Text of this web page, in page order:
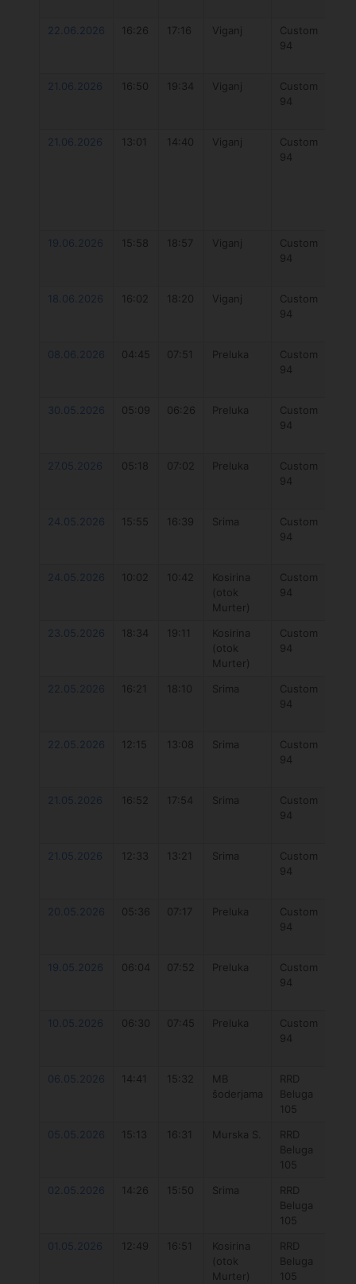
22.06.2026
16:26 17:16 Viganj
Custom
94
21.06.2026
16:50 19:34 Viganj
Custom
94
21.06.2026
13:01 14:40 Viganj
Custom
94
19.06.2026 15:58 18:57 Viganj
Custom
94
18.06.2026
16:02 18:20 Viganj
Custom
94
08.06.2026
04:45 07:51 Preluka
Custom
94
30.05.2026
05:09 06:26 Preluka
Custom
94
27.05.2026
05:18 07:02 Preluka
Custom
94
24.05.2026
15:55 16:39 Srima
Custom
94
24.05.2026
10:02 10:42
Kosirina
(otok
Murter)
Custom
94
23.05.2026
18:34 19:11
Kosirina
(otok
Murter)
Custom
94
22.05.2026
16:21 18:10 Srima
Custom
94
22.05.2026
12:15 13:08 Srima
Custom
94
21.05.2026
16:52 17:54 Srima
Custom
94
21.05.2026
12:33 13:21 Srima
Custom
94
20.05.2026
05:36 07:17 Preluka
Custom
94
19.05.2026
06:04 07:52 Preluka
Custom
94
10.05.2026
06:30 07:45 Preluka
Custom
94
06.05.2026
14:41 15:32
MB
šoderjama
RRD
Beluga
105
05.05.2026
15:13 16:31 Murska S.
RRD
Beluga
105
02.05.2026
14:26 15:50 Srima
RRD
Beluga
105
01.05.2026
12:49 16:51
Kosirina
(otok
Murter)
RRD
Beluga
105